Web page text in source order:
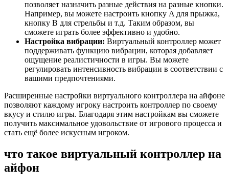
позволяет назначить разные действия на разные кнопки.
Например, вы можете настроить кнопку A для прыжка,
кнопку B для стрельбы и т.д. Таким образом, вы
сможете играть более эффективно и удобно.
Настройка вибрации: Виртуальный контроллер может
поддерживать функцию вибрации, которая добавляет
ощущение реалистичности в игры. Вы можете
регулировать интенсивность вибрации в соответствии с
вашими предпочтениями.
Расширенные настройки виртуального контроллера на айфоне
позволяют каждому игроку настроить контроллер по своему
вкусу и стилю игры. Благодаря этим настройкам вы сможете
получить максимальное удовольствие от игрового процесса и
стать ещё более искусным игроком.
что такое виртуальный контроллер на
айфон